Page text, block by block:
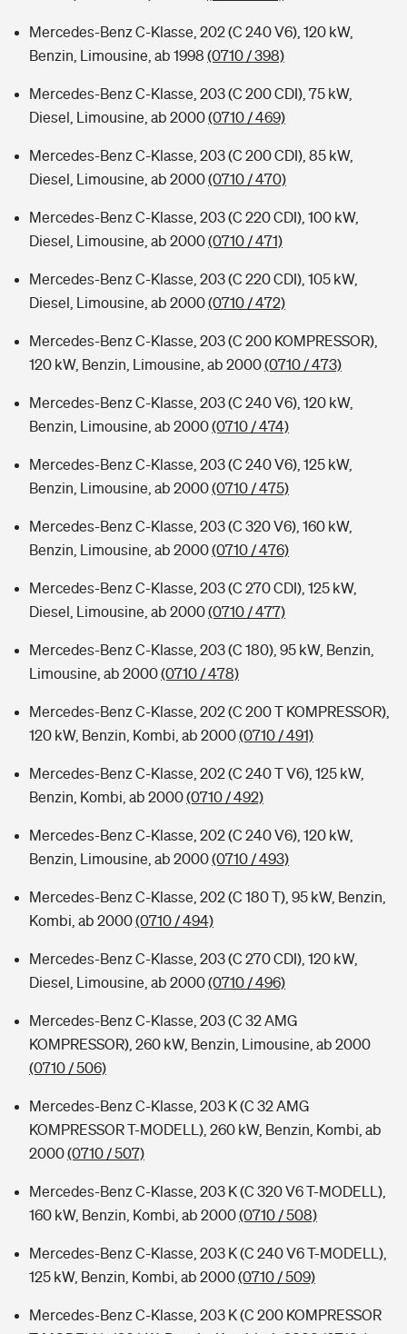
Mercedes-Benz C-Klasse, 202 (C 240 V6), 120 kW,
Benzin, Limousine, ab 1998 (0710 / 398)
Mercedes-Benz C-Klasse, 203 (C 200 CDI), 75 kW,
Diesel, Limousine, ab 2000(0710 / 469)
Mercedes-Benz C-Klasse, 203 (C 200 CDI), 85 kW,
Diesel, Limousine, ab 2000(0710 / 470)
Mercedes-Benz C-Klasse, 203 (C 220 CDI), 100 kW,
Diesel, Limousine, ab 2000(0710 / 471)
Mercedes-Benz C-Klasse, 203 (C 220 CDI), 105 kW,
Diesel, Limousine, ab 2000(0710 / 472)
Mercedes-Benz C-Klasse, 203 (C 200 KOMPRESSOR),
120 kW, Benzin, Limousine, ab 2000(0710 / 473)
Mercedes-Benz C-Klasse, 203 (C 240 V6), 120 kW,
Benzin, Limousine, ab 2000(0710 / 474)
Mercedes-Benz C-Klasse, 203 (C 240 V6), 125 kW,
Benzin, Limousine, ab 2000(0710 / 475)
Mercedes-Benz C-Klasse, 203 (C 320 V6), 160 kW,
Benzin, Limousine, ab 2000(0710 / 476)
Mercedes-Benz C-Klasse, 203 (C 270 CDI), 125 kW,
Diesel, Limousine, ab 2000(0710 / 477)
Mercedes-Benz C-Klasse, 203 (C 180), 95 kW, Benzin,
Limousine, ab 2000(0710 / 478)
Mercedes-Benz C-Klasse, 202 (C 200 T KOMPRESSOR),
120 kW, Benzin, Kombi, ab 2000(0710 / 491)
Mercedes-Benz C-Klasse, 202 (C 240 T V6), 125 kW,
Benzin, Kombi, ab 2000(0710 / 492)
Mercedes-Benz C-Klasse, 202 (C 240 V6), 120 kW,
Benzin, Limousine, ab 2000(0710 / 493)
Mercedes-Benz C-Klasse, 202 (C 180 T), 95 kW, Benzin,
Kombi, ab 2000(0710 / 494)
Mercedes-Benz C-Klasse, 203 (C 270 CDI), 120 kW,
Diesel, Limousine, ab 2000(0710 / 496)
Mercedes-Benz C-Klasse, 203 (C 32 AMG
KOMPRESSOR), 260 kW, Benzin, Limousine, ab 2000
(0710 / 506)
Mercedes-Benz C-Klasse, 203 K (C 32 AMG
KOMPRESSOR T-MODELL), 260 kW, Benzin, Kombi, ab
2000(0710 / 507)
Mercedes-Benz C-Klasse, 203 K (C 320 V6 T-MODELL),
160 kW, Benzin, Kombi, ab 2000(0710 / 508)
Mercedes-Benz C-Klasse, 203 K (C 240 V6 T-MODELL),
125 kW, Benzin, Kombi, ab 2000(0710 / 509)
Mercedes-Benz C-Klasse, 203 K (C 200 KOMPRESSOR